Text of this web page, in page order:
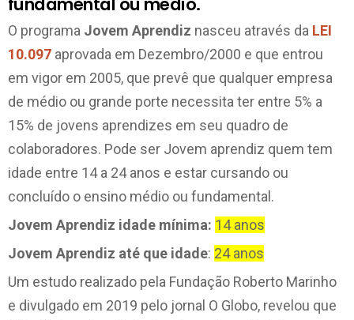
O programa Jovem Aprendiz nasceu através da LEI
10.097 aprovada em Dezembro/2000 e que entrou
em vigor em 2005, que prevê que qualquer empresa
de médio ou grande porte necessita ter entre 5% a
15% de jovens aprendizes em seu quadro de
colaboradores. Pode ser Jovem aprendiz quem tem
idade entre 14 a 24 anos e estar cursando ou
concluído o ensino médio ou fundamental.
Jovem Aprendiz idade mínima: 14 anos
Jovem Aprendiz até que idade: 24 anos
Um estudo realizado pela Fundação Roberto Marinho
e divulgado em 2019 pelo jornal O Globo, revelou que